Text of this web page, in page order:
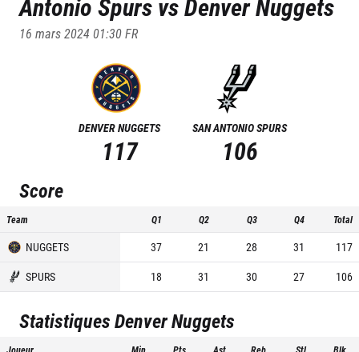
Antonio Spurs vsDenver Nuggets
16 mars 2024 01:30FR
DENVER NUGGETS
117
SAN ANTONIO SPURS
106
Score
Team Q1 Q2 Q3 Q4 Total
NUGGETS 37 21 28 31
117
SPURS
18 31 30 27 106
StatistiquesDenver Nuggets